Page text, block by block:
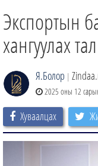
ӨГЛӨӨНИЙ СОНИН
АУДИО ЗОХИОЛ
ЗИНДАА СЭТГҮҮЛ
Экспортын
хангуулах
Я.Болор |
2025 оны 12
Хуваалцах